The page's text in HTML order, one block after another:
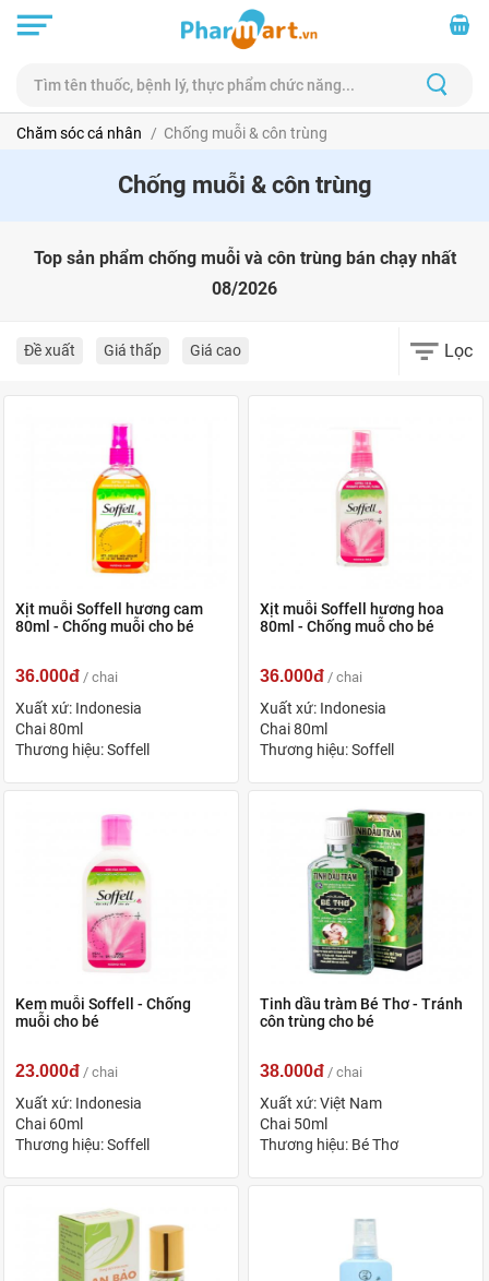
Chăm sóc cá nhân Chống muỗi & côn trùng
Chống muỗi & côn trùng
Top sản phẩm chống muỗi và côn trùng bán chạy nhất
08/2026
Đề xuất Giá thấp Giá cao Lọc
Xịt muỗi Soffell hương cam
80ml - Chống muỗi cho bé
36.000đ / chai
Xuất xứ: Indonesia
Chai 80ml
Thương hiệu: Soffell
Xịt muỗi Soffell hương hoa
80ml - Chống muỗ cho bé
36.000đ / chai
Xuất xứ: Indonesia
Chai 80ml
Thương hiệu: Soffell
Kem muỗi Soffell - Chống
muỗi cho bé
23.000đ / chai
Xuất xứ: Indonesia
Chai 60ml
Thương hiệu: Soffell
Tinh dầu tràm Bé Thơ - Tránh
côn trùng cho bé
38.000đ / chai
Xuất xứ: Việt Nam
Chai 50ml
Thương hiệu: Bé Thơ